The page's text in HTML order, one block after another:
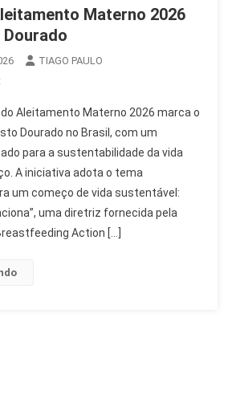
Materno 2026
TIAGO PAULO
On
Do
Aleitamento
Materno
2026
Inicia
Agosto
Dourado
Aleitamento Materno 2026 marca o
Dourado no Brasil, com um
para a sustentabilidade da vida
A iniciativa adota o tema
um começo de vida sustentável:
uma diretriz fornecida pela
Action […]